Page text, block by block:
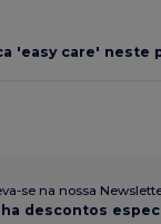
'easy care' neste
se na nossa
descontos